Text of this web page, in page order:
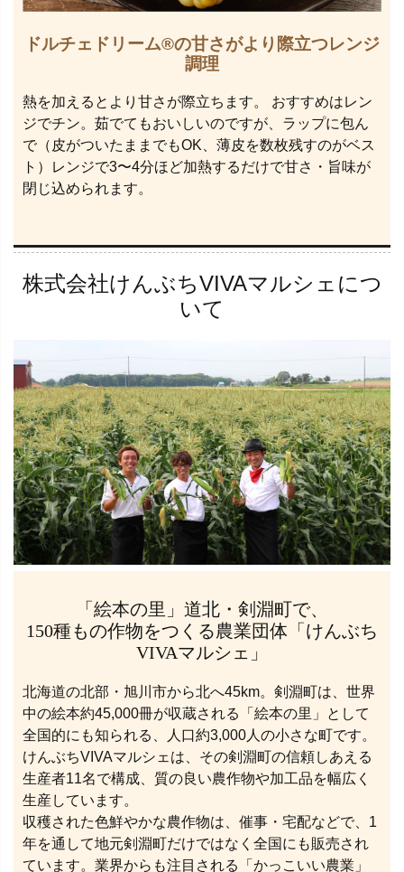
ドルチェドリーム®の甘さがより際立つレンジ
調理
熱を加えるとより甘さが際立ちます。 おすすめはレン
ジでチン。茹でてもおいしいのですが、ラップに包ん
で（皮がついたままでもOK、薄皮を数枚残すのがベス
ト）レンジで3〜4分ほど加熱するだけで甘さ・旨味が
閉じ込められます。
株式会社けんぶちVIVAマルシェにつ
いて
「絵本の里」道北・剣淵町で、
150種もの作物をつくる農業団体「けんぶち
VIVAマルシェ」
北海道の北部・旭川市から北へ45km。剣淵町は、世界
中の絵本約45,000冊が収蔵される「絵本の里」として
全国的にも知られる、人口約3,000人の小さな町です。
けんぶちVIVAマルシェは、その剣淵町の信頼しあえる
生産者11名で構成、質の良い農作物や加工品を幅広く
生産しています。
収穫された色鮮やかな農作物は、催事・宅配などで、1
年を通して地元剣淵町だけではなく全国にも販売され
ています。業界からも注目される「かっこいい農業」